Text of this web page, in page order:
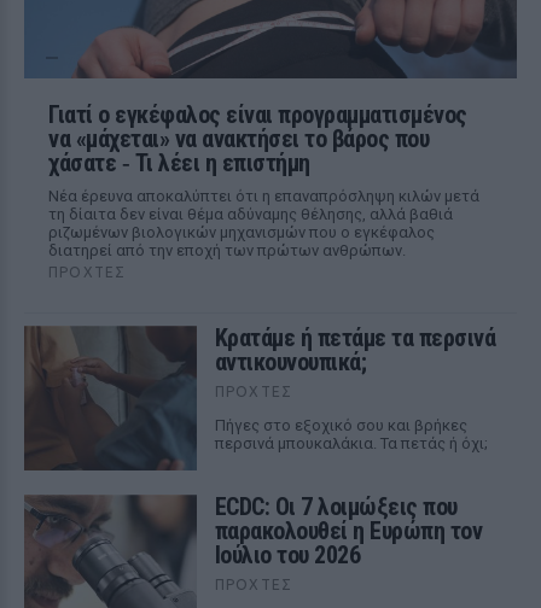
Γιατί ο εγκέφαλος είναι προγραμματισμένος
να «μάχεται» να ανακτήσει το βάρος που
χάσατε ‑ Τι λέει η επιστήμη
Νέα έρευνα αποκαλύπτει ότι η επαναπρόσληψη κιλών μετά
τη δίαιτα δεν είναι θέμα αδύναμης θέλησης, αλλά βαθιά
ριζωμένων βιολογικών μηχανισμών που ο εγκέφαλος
διατηρεί από την εποχή των πρώτων ανθρώπων.
ΠΡΟΧΤΈΣ
Κρατάμε ή πετάμε τα περσινά
αντικουνουπικά;
ΠΡΟΧΤΈΣ
Πήγες στο εξοχικό σου και βρήκες
περσινά μπουκαλάκια. Τα πετάς ή όχι;
ECDC: Οι 7 λοιμώξεις που
παρακολουθεί η Ευρώπη τον
Ιούλιο του 2026
ΠΡΟΧΤΈΣ